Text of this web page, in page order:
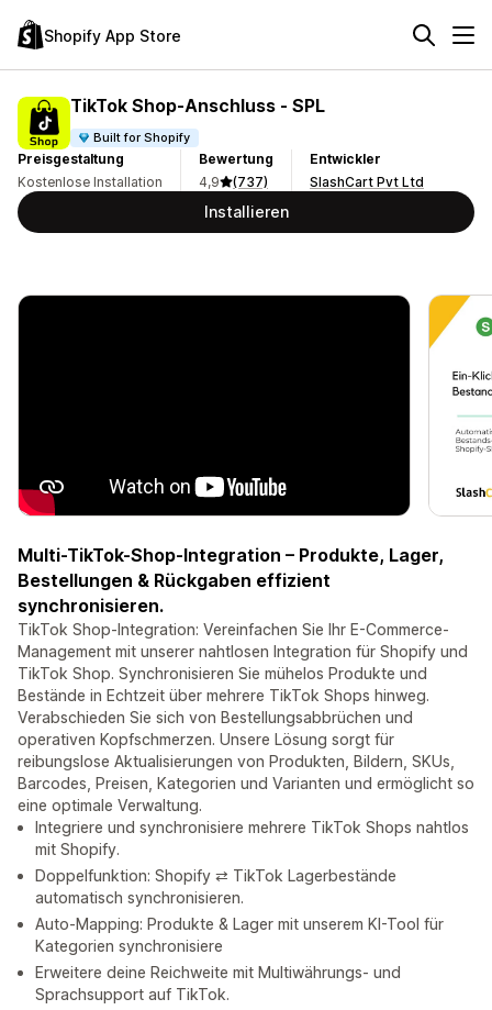
Shopify App Store
TikTok Shop‑Anschluss ‑ SPL
Built for Shopify
Preisgestaltung
Kostenlose Installation
Bewertung
4,9
(737)
Entwickler
SlashCart Pvt Ltd
Installieren
Multi-TikTok-Shop-Integration – Produkte, Lager,
Bestellungen & Rückgaben effizient
synchronisieren.
TikTok Shop-Integration: Vereinfachen Sie Ihr E-Commerce-
Management mit unserer nahtlosen Integration für Shopify und
TikTok Shop. Synchronisieren Sie mühelos Produkte und
Bestände in Echtzeit über mehrere TikTok Shops hinweg.
Verabschieden Sie sich von Bestellungsabbrüchen und
operativen Kopfschmerzen. Unsere Lösung sorgt für
reibungslose Aktualisierungen von Produkten, Bildern, SKUs,
Barcodes, Preisen, Kategorien und Varianten und ermöglicht so
eine optimale Verwaltung.
Integriere und synchronisiere mehrere TikTok Shops nahtlos
mit Shopify.
Doppelfunktion: Shopify ⇄ TikTok Lagerbestände
automatisch synchronisieren.
Auto-Mapping: Produkte & Lager mit unserem KI-Tool für
Kategorien synchronisiere
Erweitere deine Reichweite mit Multiwährungs- und
Sprachsupport auf TikTok.